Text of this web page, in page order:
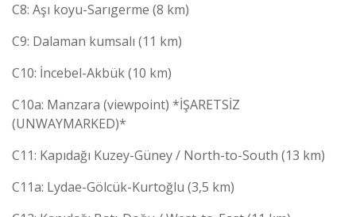
C8: Aşı koyu-Sarıgerme (8 km)
C9: Dalaman kumsalı (11 km)
C10: İncebel-Akbük (10 km)
C10a: Manzara (viewpoint) *İŞARETSİZ
(UNWAYMARKED)*
C11: Kapıdağı Kuzey-Güney / North-to-South (13 km)
C11a: Lydae-Gölcük-Kurtoğlu (3,5 km)